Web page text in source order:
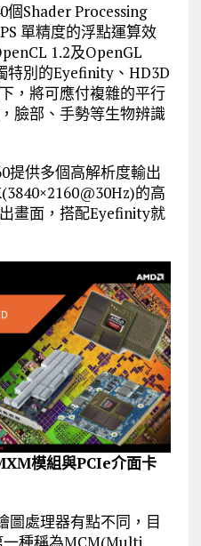
Shader Processing
單精度的浮點運算效
1.2及OpenGL
特別的Eyefinity、HD3D
，將可應付複雜的平行
臉部、手勢等生物辨識
提供多個高解析度輸出
的高
畫面，搭配Eyefinity就
模組與PCIe介面卡
圖處理器有點不同，目
種稱為MCM(Multi